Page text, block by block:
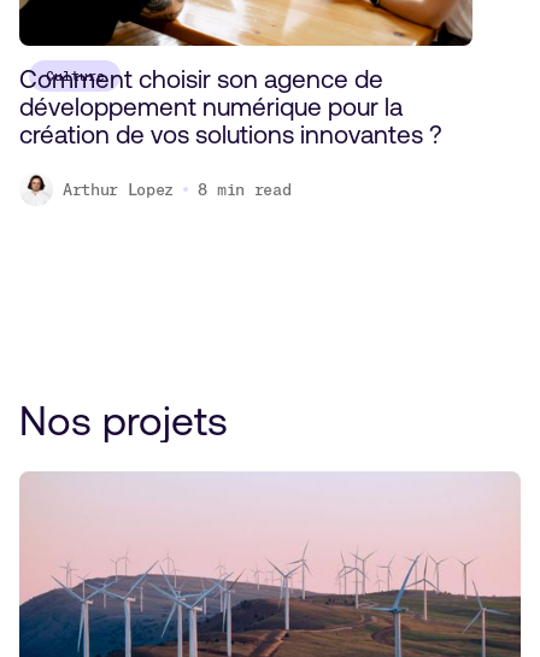
Culture
Comment choisir son agence de
développement numérique pour la
création de vos solutions innovantes ?
Arthur Lopez 8 min read
Nos projets